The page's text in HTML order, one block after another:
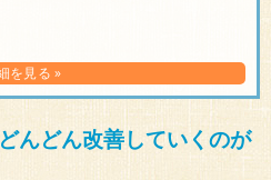
を見る »
んどん改善していくのが